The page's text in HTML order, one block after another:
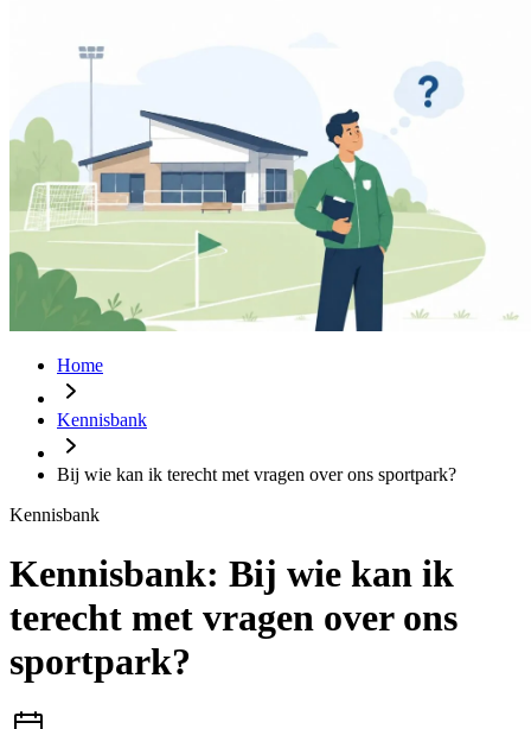
Home
Kennisbank
Bij wie kan ik terecht met vragen over ons sportpark?
Kennisbank
Kennisbank: Bij wie kan ik
terecht met vragen over ons
sportpark?